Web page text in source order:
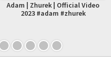
Adam | Zhurek | Official Video
2023 #adam #zhurek